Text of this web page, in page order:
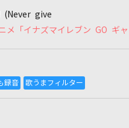
(Never give
メ「イナズマイレブン GO ギ